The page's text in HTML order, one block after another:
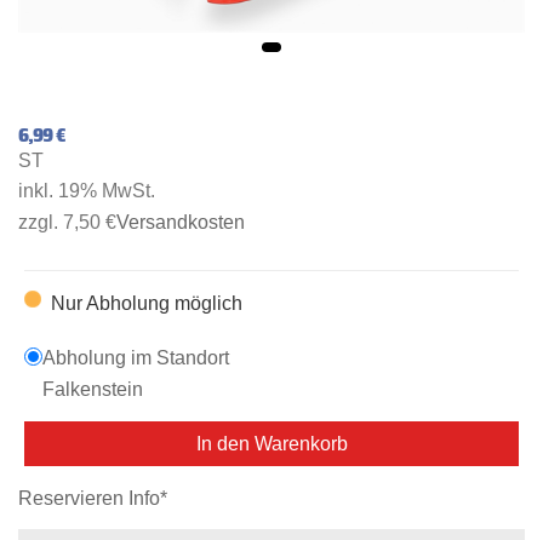
6,99 €
ST
inkl. 19% MwSt.
zzgl. 7,50 €Versandkosten
Nur Abholung möglich
Abholung im Standort
Falkenstein
In den Warenkorb
Reservieren Info*